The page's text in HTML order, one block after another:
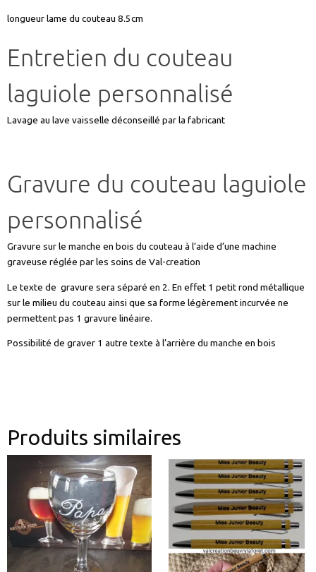
longueur lame du couteau 8.5cm
Entretien du couteau
laguiole personnalisé
Lavage au lave vaisselle déconseillé par la fabricant
Gravure du couteau laguiole
personnalisé
Gravure sur le manche en bois du couteau à l’aide d’une machine
graveuse réglée par les soins de Val-creation
Le texte de gravure sera séparé en 2. En effet 1 petit rond métallique
sur le milieu du couteau ainsi que sa forme légèrement incurvée ne
permettent pas 1 gravure linéaire.
Possibilité de graver 1 autre texte à l’arrière du manche en bois
Produits similaires